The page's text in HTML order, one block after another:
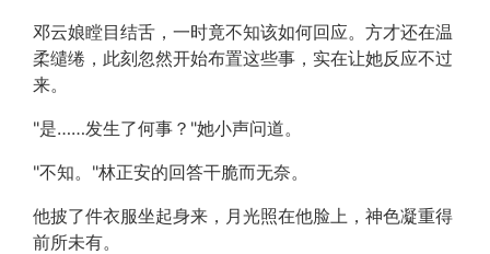
邓云娘瞠目结舌，一时竟不知该如何回应。方才还在温
柔缱绻，此刻忽然开始布置这些事，实在让她反应不过
来。
"是……发生了何事？"她小声问道。
"不知。"林正安的回答干脆而无奈。
他披了件衣服坐起身来，月光照在他脸上，神色凝重得
前所未有。